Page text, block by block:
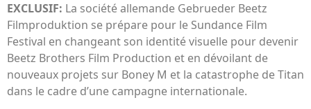
EXCLUSIF: La société allemande Gebrueder Beetz
Filmproduktion se prépare pour le Sundance Film
Festival en changeant son identité visuelle pour devenir
Beetz Brothers Film Production et en dévoilant de
nouveaux projets sur Boney M et la catastrophe de Titan
dans le cadre d’une campagne internationale.